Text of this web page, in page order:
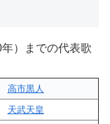
）までの代表歌
高市黒人
天武天皇